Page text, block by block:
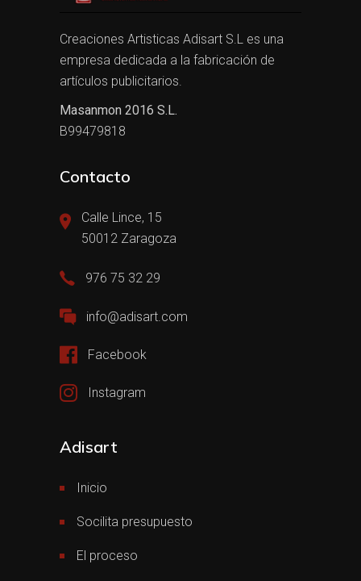
Creaciones Artisticas Adisart S.L es una
empresa dedicada a la fabricación de
artículos publicitarios.
Masanmon 2016 S.L.
B99479818
Contacto
Calle Lince, 15
50012 Zaragoza
976 75 32 29
info@adisart.com
Facebook
Instagram
Adisart
Inicio
Socilita presupuesto
El proceso